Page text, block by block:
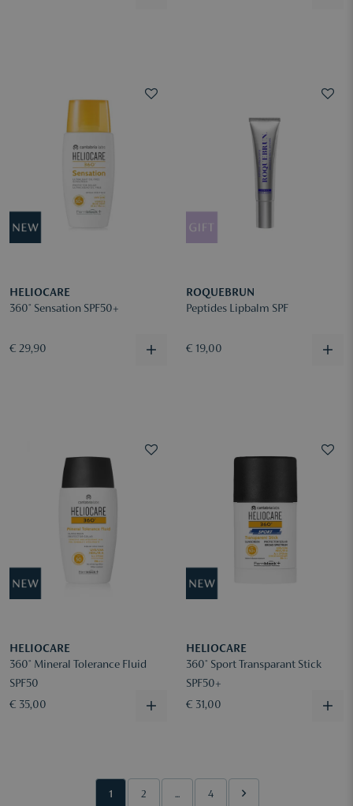
HELIOCARE
360° Sensation SPF50+
€ 29,90
ROQUEBRUN
Peptides Lipbalm SPF
€ 19,00
HELIOCARE
360° Mineral Tolerance Fluid
SPF50
€ 35,00
HELIOCARE
360° Sport Transparant Stick
SPF50+
€ 31,00
1 2 ... 4